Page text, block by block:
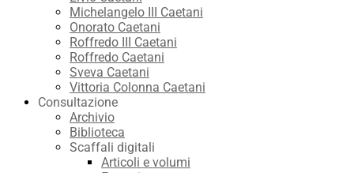
Michelangelo III Caetani
Onorato Caetani
Roffredo III Caetani
Roffredo Caetani
Sveva Caetani
Vittoria Colonna Caetani
Consultazione
Archivio
Biblioteca
Scaffali digitali
Articoli e volumi